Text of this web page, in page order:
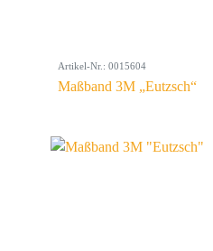
Artikel-Nr.: 0015604
Maßband 3M „Eutzsch“